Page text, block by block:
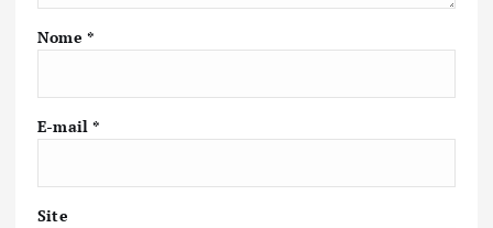
Nome *
E-mail*
Site